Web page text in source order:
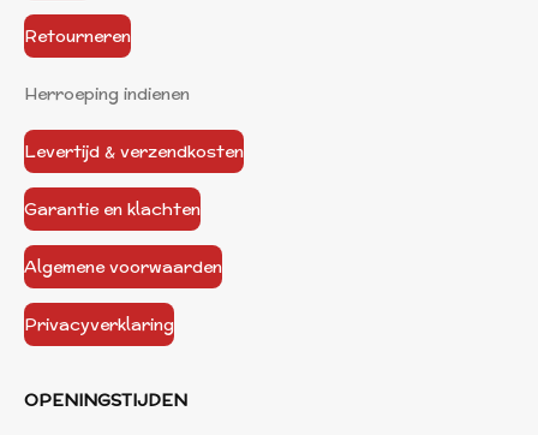
Retourneren
Herroeping indienen
Levertijd & verzendkosten
Garantie en klachten
Algemene voorwaarden
Privacyverklaring
OPENINGSTIJDEN